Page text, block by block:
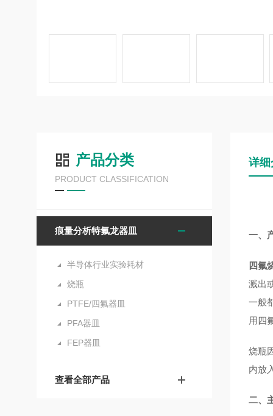
产品分类
PRODUCT CLASSIFICATION
痕量分析特氟龙器皿
半导体行业实验耗材
烧瓶
PTFE/四氟器皿
PFA器皿
FEP器皿
查看全部产品
详细
一、
四氟
溅出
一般
用四
烧瓶
内放
二、